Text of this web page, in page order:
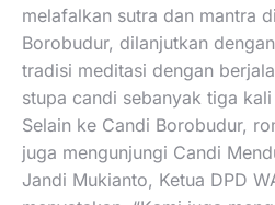
melafalkan sutra dan mantra
Borobudur, dilanjutkan
tradisi meditasi dengan
stupa candi sebanyak tiga
Selain ke Candi Borobudur,
juga mengunjungi Candi
Jandi Mukianto, Ketua DPD